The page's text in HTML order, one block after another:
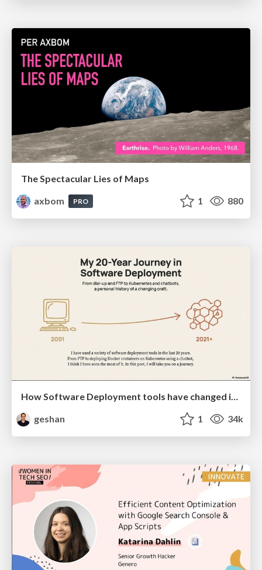
The Spectacular Lies of Maps
axbom
PRO 1 880
How Software Deployment tools have changed in the past 20 years
geshan
1 34k